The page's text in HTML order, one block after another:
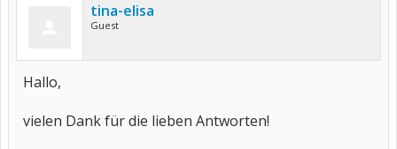
tina-elisa
Guest
Hallo,
vielen Dank für die lieben Antworten!